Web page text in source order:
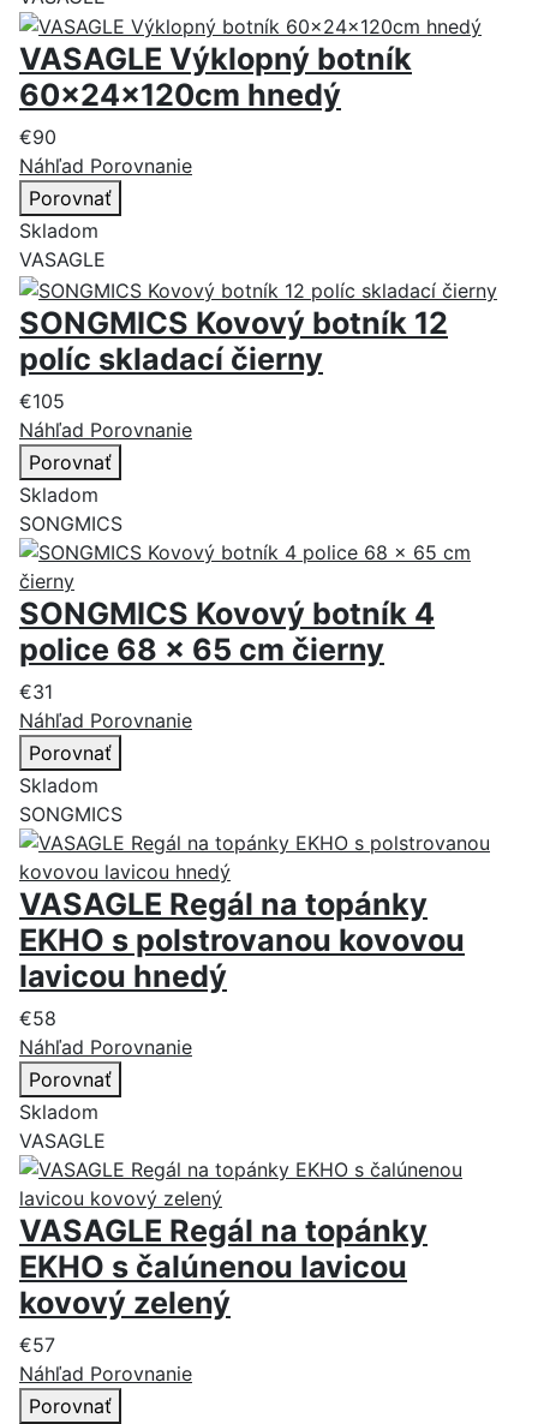
VASAGLE Výklopný botník
60x24x120cm hnedý
€90
Náhľad Porovnanie
Porovnať
Skladom
VASAGLE
SONGMICS Kovový botník 12
políc skladací čierny
€105
Náhľad Porovnanie
Porovnať
Skladom
SONGMICS
SONGMICS Kovový botník 4
police 68 x 65 cm čierny
€31
Náhľad Porovnanie
Porovnať
Skladom
SONGMICS
VASAGLE Regál na topánky
EKHO s polstrovanou kovovou
lavicou hnedý
€58
Náhľad Porovnanie
Porovnať
Skladom
VASAGLE
VASAGLE Regál na topánky
EKHO s čalúnenou lavicou
kovový zelený
€57
Náhľad Porovnanie
Porovnať